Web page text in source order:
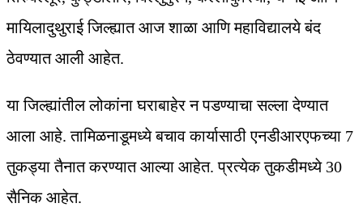
मायिलादुथुराई जिल्ह्यात आज शाळा आणि महाविद्यालये बंद
ठेवण्यात आली आहेत.
या जिल्ह्यांतील लोकांना घराबाहेर न पडण्याचा सल्ला देण्यात
आला आहे. तामिळनाडूमध्ये बचाव कार्यासाठी एनडीआरएफच्या 7
तुकड्या तैनात करण्यात आल्या आहेत. प्रत्येक तुकडीमध्ये 30
सैनिक आहेत.